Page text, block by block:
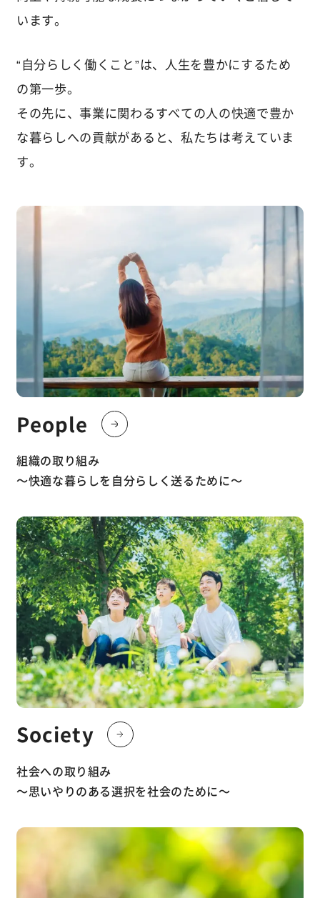
います。
“自分らしく働くこと”は、人生を豊かにするため
の第一歩。
その先に、事業に関わるすべての人の快適で豊か
な暮らしへの貢献があると、私たちは考えていま
す。
People
組織の取り組み
〜快適な暮らしを自分らしく送るために〜
Society
社会への取り組み
〜思いやりのある選択を社会のために〜